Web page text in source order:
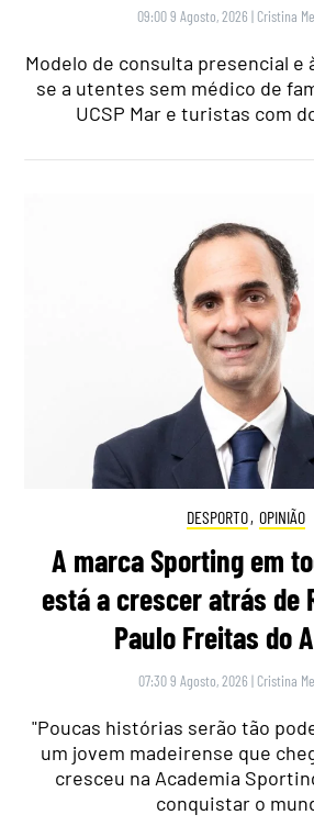
09:00 9 Agosto, 2026 | Cristina
Modelo de consulta presencial
se a utentes sem médico de
UCSP Mar e turistas com
DESPORTO, OPINIÃO
A marca Sporting em
está a crescer atrás de
Paulo Freitas do
07:30 9 Agosto, 2026 | Cristina
"Poucas histórias serão tão
um jovem madeirense que
cresceu na Academia
conquistar o